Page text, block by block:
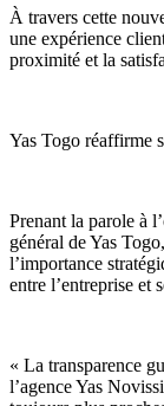
À travers cette
une expérience
proximité et la
Yas Togo réaffirme
Prenant la parole à
général de Yas
l’importance
entre l’entreprise et
« La transparence
l’agence Yas